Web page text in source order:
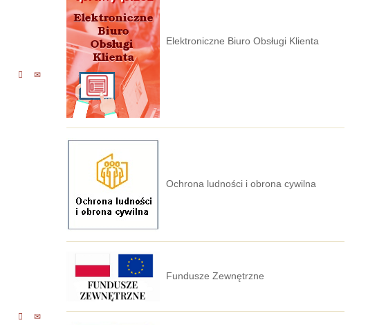
Elektroniczne Biuro Obsługi Klienta
Ochrona ludności i obrona cywilna
Fundusze Zewnętrzne